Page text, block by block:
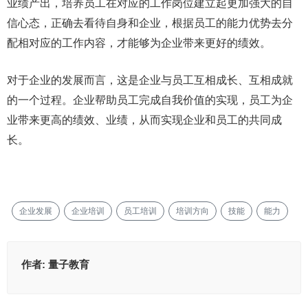
业绩产出，培养员工在对应的工作岗位建立起更加强大的自
信心态，正确去看待自身和企业，根据员工的能力优势去分
配相对应的工作内容，才能够为企业带来更好的绩效。
对于企业的发展而言，这是企业与员工互相成长、互相成就
的一个过程。企业帮助员工完成自我价值的实现，员工为企
业带来更高的绩效、业绩，从而实现企业和员工的共同成
长。
企业发展 企业培训 员工培训 培训方向 技能 能力
作者: 量子教育